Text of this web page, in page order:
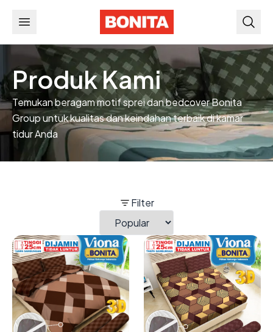
Produk Kami
Temukan beragam motif sprei dan bedcover Bonita
Group untuk kualitas dan keindahan terbaik di kamar
tidur Anda
Filter